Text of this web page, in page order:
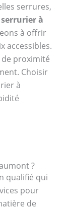
serrures,
serrurier à
à offrir
accessibles.
de proximité
Choisir
à
?
qualifié qui
pour
de